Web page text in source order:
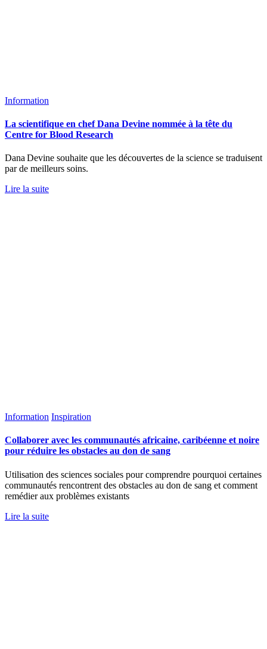
Information
La scientifique en chef Dana Devine nommée à la tête du
Centre for Blood Research
Dana Devine souhaite que les découvertes de la science se traduisent
par de meilleurs soins.
Lire la suite
Information Inspiration
Collaborer avec les communautés africaine, caribéenne et noire
pour réduire les obstacles au don de sang
Utilisation des sciences sociales pour comprendre pourquoi certaines
communautés rencontrent des obstacles au don de sang et comment
remédier aux problèmes existants
Lire la suite